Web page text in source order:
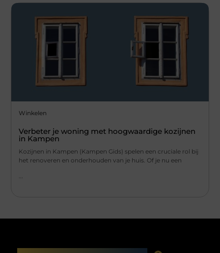
Winkelen
Verbeter je woning met hoogwaardige kozijnen
in Kampen
Kozijnen in Kampen (Kampen Gids) spelen een cruciale rol bij
het renoveren en onderhouden van je huis. Of je nu een
...